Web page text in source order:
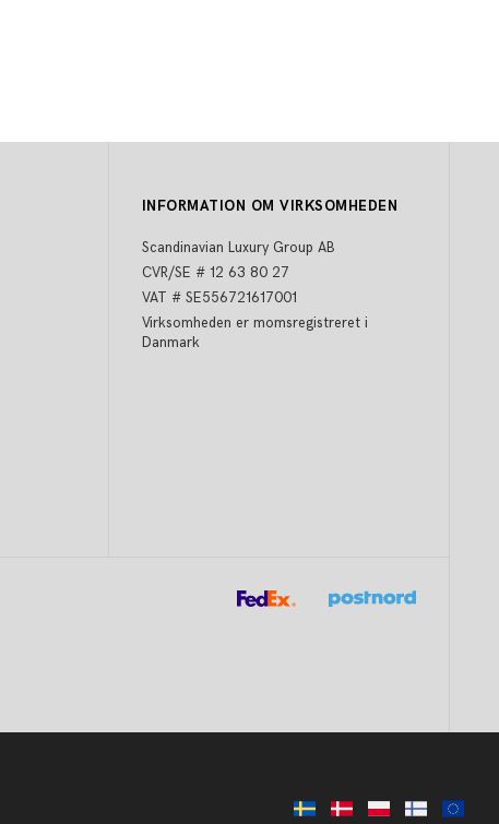
INFORMATION OM VIRKSOMHEDEN
Scandinavian Luxury Group AB
CVR/SE # 12 63 80 27
VAT # SE556721617001
Virksomheden er momsregistreret i
Danmark